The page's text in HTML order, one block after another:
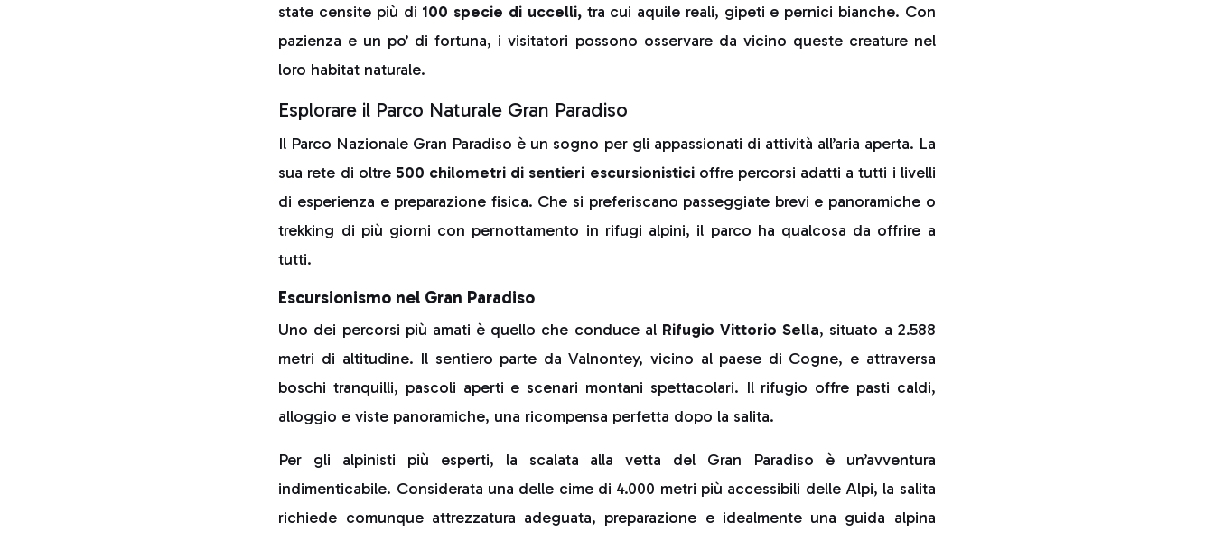
state censite più di 100 specie di uccelli,tra cui aquile reali, gipeti e pernici bianche. Con
pazienza e un po’ di fortuna, i visitatori possono osservare da vicino queste creature nel
loro habitat naturale.
Esplorare il Parco Naturale Gran Paradiso
Il Parco Nazionale Gran Paradiso è un sogno per gli appassionati di attività all’aria aperta. La
sua rete di oltre 500 chilometri di sentieri escursionisticioffre percorsi adatti a tutti i livelli
di esperienza e preparazione fisica. Che si preferiscano passeggiate brevi e panoramiche o
trekking di più giorni con pernottamento in rifugi alpini, il parco ha qualcosa da offrire a
tutti.
Escursionismo nel Gran Paradiso
Uno dei percorsi più amati è quello che conduce al Rifugio Vittorio Sella, situato a 2.588
metri di altitudine. Il sentiero parte da Valnontey, vicino al paese di Cogne, e attraversa
boschi tranquilli, pascoli aperti e scenari montani spettacolari. Il rifugio offre pasti caldi,
alloggio e viste panoramiche, una ricompensa perfetta dopo la salita.
Per gli alpinisti più esperti, la scalata alla vetta del Gran Paradiso è un’avventura
indimenticabile. Considerata una delle cime di 4.000 metri più accessibili delle Alpi, la salita
richiede comunque attrezzatura adeguata, preparazione e idealmente una guida alpina